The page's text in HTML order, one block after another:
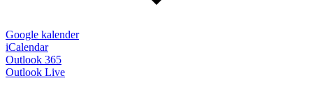
Google kalender
iCalendar
Outlook 365
Outlook Live